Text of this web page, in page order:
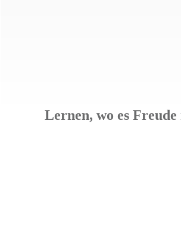
Lernen, wo es Freude